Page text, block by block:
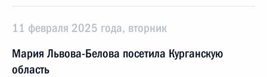
11 февраля 2025 года, вторник
Мария Львова-Белова посетила Курганскую
область